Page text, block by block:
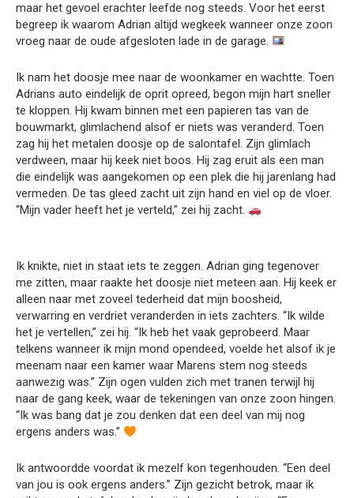
maar het gevoel erachter leefde nog steeds. Voor het eerst
begreep ik waarom Adrian altijd wegkeek wanneer onze zoon
vroeg naar de oude afgesloten lade in de garage.
Ik nam het doosje mee naar de woonkamer en wachtte. Toen
Adrians auto eindelijk de oprit opreed, begon mijn hart sneller
te kloppen. Hij kwam binnen met een papieren tas van de
bouwmarkt, glimlachend alsof er niets was veranderd. Toen
zag hij het metalen doosje op de salontafel. Zijn glimlach
verdween, maar hij keek niet boos. Hij zag eruit als een man
die eindelijk was aangekomen op een plek die hij jarenlang had
vermeden. De tas gleed zacht uit zijn hand en viel op de vloer.
“Mijn vader heeft het je verteld,” zei hij zacht.
Ik knikte, niet in staat iets te zeggen. Adrian ging tegenover
me zitten, maar raakte het doosje niet meteen aan. Hij keek er
alleen naar met zoveel tederheid dat mijn boosheid,
verwarring en verdriet veranderden in iets zachters. “Ik wilde
het je vertellen,” zei hij. “Ik heb het vaak geprobeerd. Maar
telkens wanneer ik mijn mond opendeed, voelde het alsof ik je
meenam naar een kamer waar Marens stem nog steeds
aanwezig was.” Zijn ogen vulden zich met tranen terwijl hij
naar de gang keek, waar de tekeningen van onze zoon hingen.
“Ik was bang dat je zou denken dat een deel van mij nog
ergens anders was.”
Ik antwoordde voordat ik mezelf kon tegenhouden. “Een deel
van jou is ook ergens anders.” Zijn gezicht betrok, maar ik